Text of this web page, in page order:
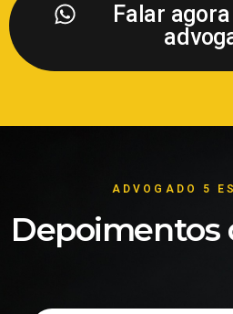
Falar
ADVOGADO 5
Depoimentos